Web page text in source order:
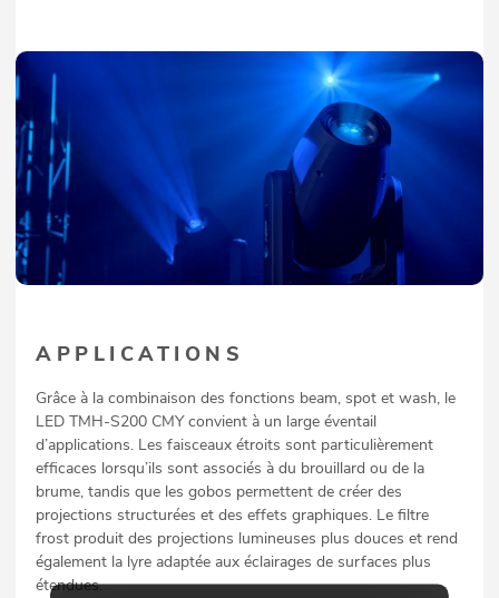
APPLICATIONS
Grâce à la combinaison des fonctions beam, spot et wash, le
LED TMH-S200 CMY convient à un large éventail
d’applications. Les faisceaux étroits sont particulièrement
efficaces lorsqu’ils sont associés à du brouillard ou de la
brume, tandis que les gobos permettent de créer des
projections structurées et des effets graphiques. Le filtre
frost produit des projections lumineuses plus douces et rend
également la lyre adaptée aux éclairages de surfaces plus
étendues.